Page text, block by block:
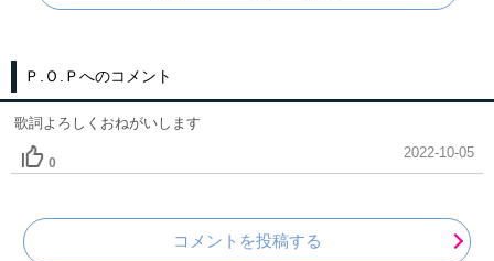
Ｐ.Ｏ.Ｐへのコメント
歌詞よろしくおねがいします
0
2022-10-05
コメントを投稿する